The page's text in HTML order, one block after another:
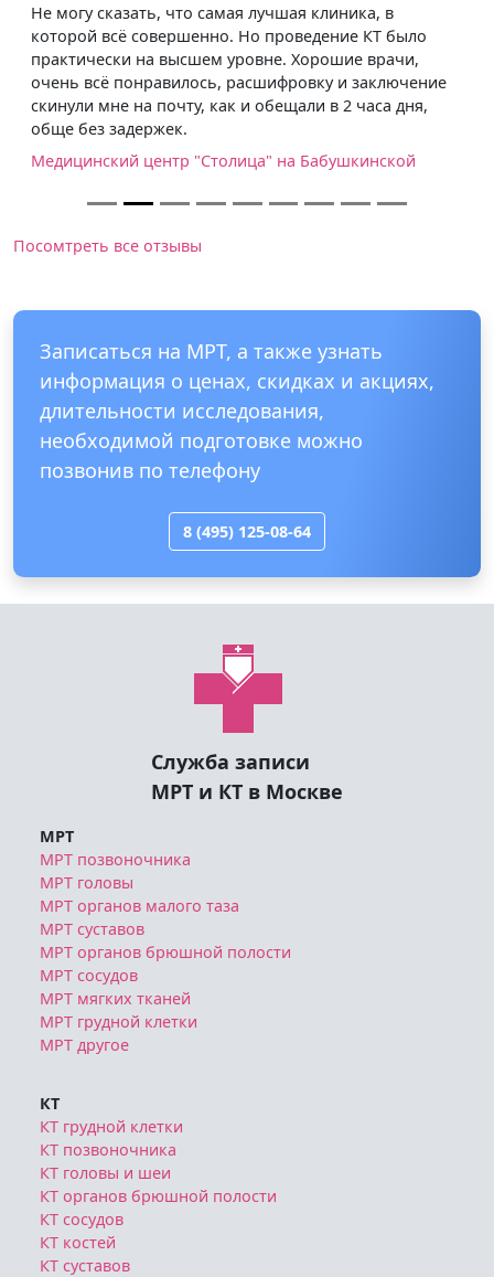
Не могу сказать, что самая лучшая клиника, в
которой всё совершенно. Но проведение КТ было
практически на высшем уровне. Хорошие врачи,
очень всё понравилось, расшифровку и заключение
скинули мне на почту, как и обещали в 2 часа дня,
обще без задержек.
Медицинский центр "Столица" на Бабушкинской
Посомтреть все отзывы
Записаться на МРТ, а также узнать
информация о ценах, скидках и акциях,
длительности исследования,
необходимой подготовке можно
позвонив по телефону
8 (495) 125-08-64
Служба записи
МРТ и КТ в Москве
МРТ
МРТ позвоночника
МРТ головы
МРТ органов малого таза
МРТ суставов
МРТ органов брюшной полости
МРТ сосудов
МРТ мягких тканей
МРТ грудной клетки
МРТ другое
КТ
КТ грудной клетки
КТ позвоночника
КТ головы и шеи
КТ органов брюшной полости
КТ сосудов
КТ костей
КТ суставов